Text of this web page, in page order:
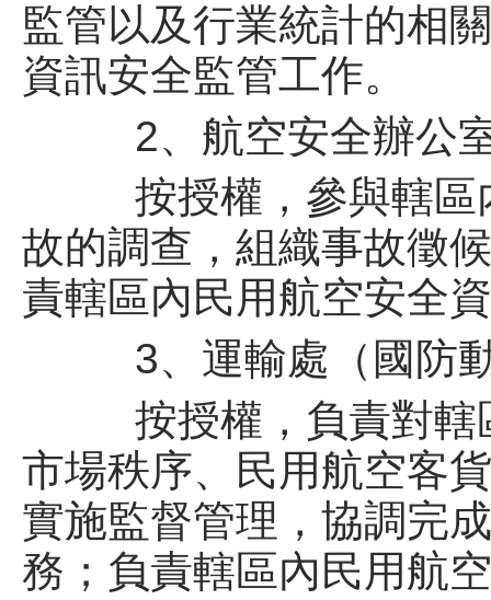
監管以及行業統計的相
資訊安全監管工作。
2、航空安全辦公
按授權，參與轄區
故的調查，組織事故徵
責轄區內民用航空安全
3、運輸處（國防
按授權，負責對轄
市場秩序、民用航空客
實施監督管理，協調完
務；負責轄區內民用航